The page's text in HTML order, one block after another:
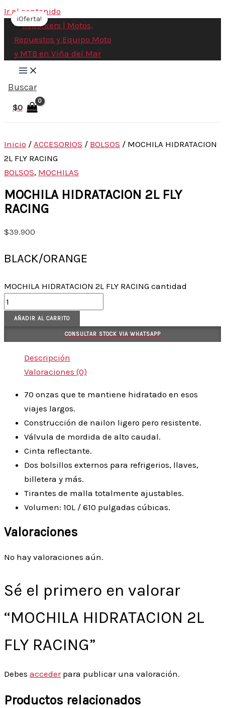
Ir al contenido
Buscar
$0
Inicio / ACCESORIOS / BOLSOS / MOCHILA HIDRATACION
2L FLY RACING
BOLSOS, MOCHILAS
MOCHILA HIDRATACION 2L FLY
RACING
$39.900
BLACK/ORANGE
MOCHILA HIDRATACION 2L FLY RACING cantidad
AÑADIR AL CARRITO
CONSULTAR STOCK VIA WHATSAPP
Descripción
Valoraciones (0)
70 onzas que te mantiene hidratado en esos
viajes largos.
Construcción de nailon ligero pero resistente.
Válvula de mordida de alto caudal.
Cinta reflectante.
Dos bolsillos externos para refrigerios, llaves,
billetera y más.
Tirantes de malla totalmente ajustables.
Volumen: 10L / 610 pulgadas cúbicas.
Valoraciones
No hay valoraciones aún.
Sé el primero en valorar
“MOCHILA HIDRATACION 2L
FLY RACING”
Debes accederpara publicar una valoración.
Productos relacionados
¡Oferta!
¡Oferta!